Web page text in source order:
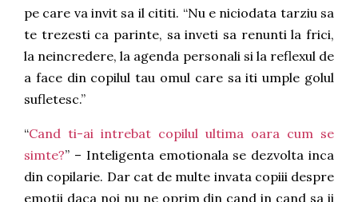
pe care va invit sa il cititi. “Nu e niciodata tarziu sa
te trezesti ca parinte, sa inveti sa renunti la frici,
la neincredere, la agenda personali si la reflexul de
a face din copilul tau omul care sa iti umple golul
sufletesc.”
“Cand ti-ai intrebat copilul ultima oara cum se
simte?” – Inteligenta emotionala se dezvolta inca
din copilarie. Dar cat de multe invata copiii despre
emotii daca noi nu ne oprim din cand in cand sa ii